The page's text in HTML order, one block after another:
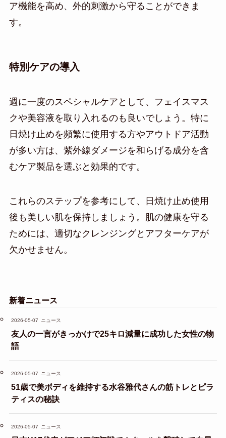
ア機能を高め、外的刺激から守ることができま
す。
特別ケアの導入
週に一度のスペシャルケアとして、フェイスマス
クや美容液を取り入れるのも良いでしょう。特に
日焼け止めを頻繁に使用する方やアウトドア活動
が多い方は、紫外線ダメージを和らげる成分を含
むケア製品を選ぶと効果的です。
これらのステップを参考にして、日焼け止め使用
後も美しい肌を保持しましょう。肌の健康を守る
ためには、適切なクレンジングとアフターケアが
欠かせません。
新着ニュース
2026-05-07 ニュース
友人の一言がきっかけで25キロ減量に成功した女性の物
語
2026-05-07 ニュース
51歳で美ボディを維持する水谷雅代さんの筋トレとピラ
ティスの秘訣
2026-05-07 ニュース